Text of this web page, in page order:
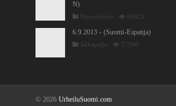
N)
Painonnosto
69023
6.9.2013 - (Suomi-Espanja)
Jalkapallo
57506
© 2026 UrheiluSuomi.com.